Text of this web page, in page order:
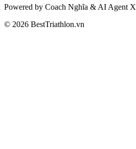
Powered by Coach Nghĩa & AI Agent X
© 2026 BestTriathlon.vn